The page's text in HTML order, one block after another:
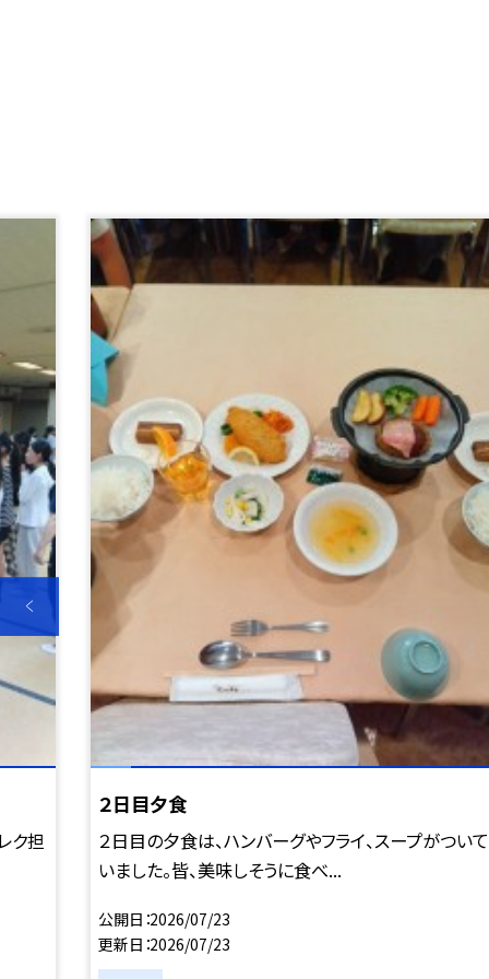
ク担
２日目夕食
２日目の夕食は、ハンバーグやフライ、スープがついて
いました。皆、美味しそうに食べ...
公開日 2026/07/23
更新日 2026/07/23